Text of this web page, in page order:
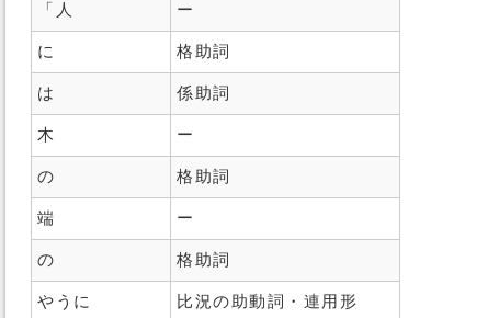
「人 ー
に 格助詞
は 係助詞
木 ー
の 格助詞
端 ー
の 格助詞
やうに 比況の助動詞・連用形